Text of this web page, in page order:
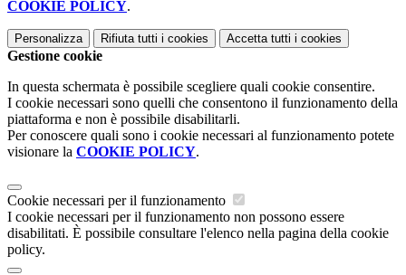
COOKIE POLICY.
Personalizza Rifiuta tutti i cookies Accetta tutti i cookies
Gestione cookie
In questa schermata è possibile scegliere quali cookie consentire.
I cookie necessari sono quelli che consentono il funzionamento della
piattaforma e non è possibile disabilitarli.
Per conoscere quali sono i cookie necessari al funzionamento potete
visionare la COOKIE POLICY.
Cookie necessari per il funzionamento
I cookie necessari per il funzionamento non possono essere
disabilitati. È possibile consultare l'elenco nella pagina della cookie
policy.